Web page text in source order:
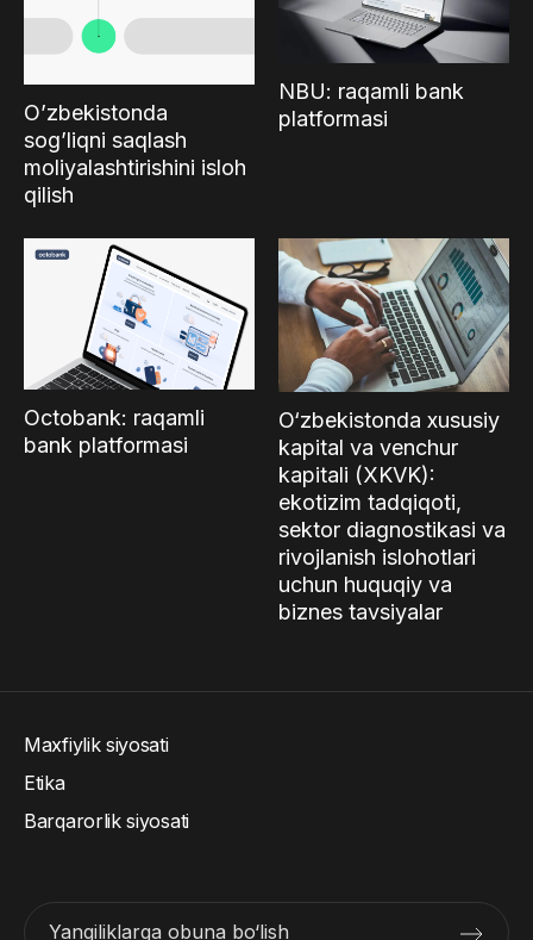
O’zbekistonda
sog’liqni saqlash
moliyalashtirishini isloh
qilish
NBU: raqamli bank
platformasi
Octobank: raqamli
bank platformasi
O‘zbekistonda xususiy
kapital va venchur
kapitali (XKVK):
ekotizim tadqiqoti,
sektor diagnostikasi va
rivojlanish islohotlari
uchun huquqiy va
biznes tavsiyalar
Yangiliklarga obuna bo‘lish
Maxfiylik siyosati
Etika
Barqarorlik siyosati